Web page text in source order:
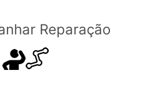
Reparação